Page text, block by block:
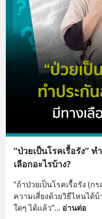
“ป่วยเป็นโรคเรื้อรัง”
เลือกอะไรบ้าง?
“ถ้าป่วยเป็นโรคเรื้อรัง (
ความเสี่ยงด้วยวิธีไหนได้
ใดๆ ได้แล้ว”... อ่านต่อ